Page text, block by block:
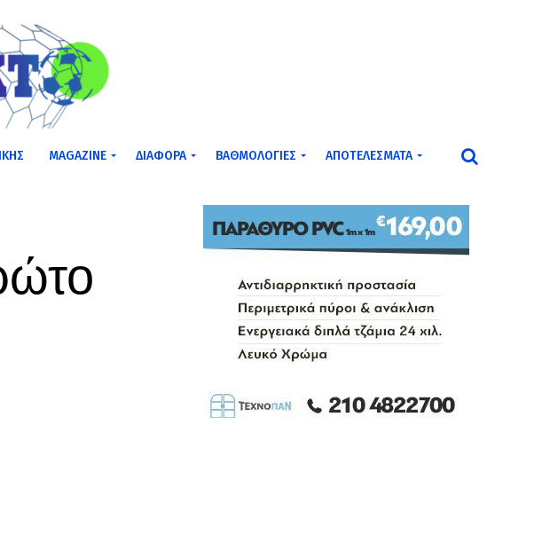
MAGAZINE ΔΙΆΦΟΡΑ ΒΑΘΜΟΛΟΓΊΕΣ ΑΠΟΤΕΛΈΣΜΑΤΑ